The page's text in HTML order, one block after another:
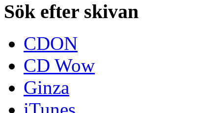
Sök efter skivan
CDON
CD Wow
Ginza